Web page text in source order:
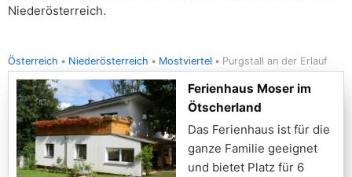
Niederösterreich.
Österreich Niederösterreich Mostviertel Purgstall an der Erlauf
Ferienhaus Moser im
Ötscherland
Das Ferienhaus ist für die
ganze Familie geeignet
und bietet Platz für 6